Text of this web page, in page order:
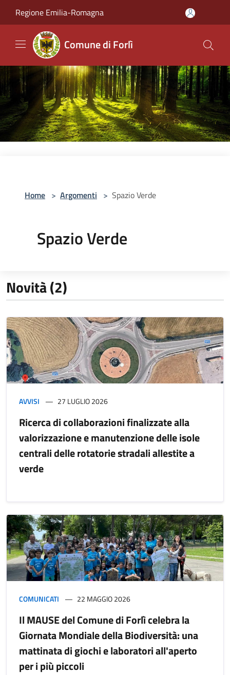
Regione Emilia-Romagna
Comune di Forlì
Home > Argomenti > Spazio Verde
Spazio Verde
Novità (2)
AVVISI 27 LUGLIO 2026
Ricerca di collaborazioni finalizzate alla
valorizzazione e manutenzione delle isole
centrali delle rotatorie stradali allestite a
verde
COMUNICATI 22 MAGGIO 2026
Il MAUSE del Comune di Forlì celebra la
Giornata Mondiale della Biodiversità: una
mattinata di giochi e laboratori all'aperto
per i più piccoli